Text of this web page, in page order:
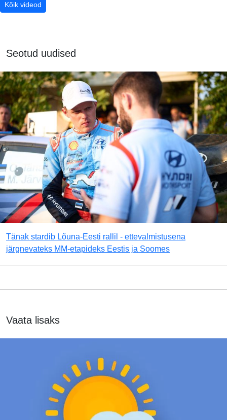
Kõik videod
Seotud uudised
Tänak stardib Lõuna-Eesti rallil - ettevalmistusena
järgnevateks MM-etapideks Eestis ja Soomes
Vaata lisaks